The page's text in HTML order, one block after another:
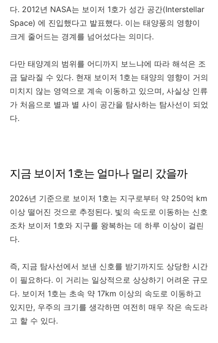
다. 2012년 NASA는 보이저 1호가 성간 공간(Interstellar
Space) 에 진입했다고 발표했다. 이는 태양풍의 영향이
크게 줄어드는 경계를 넘어섰다는 의미다.
다만 태양계의 범위를 어디까지 보느냐에 따라 해석은 조
금 달라질 수 있다. 현재 보이저 1호는 태양의 영향이 거의
미치지 않는 영역으로 계속 이동하고 있으며, 사실상 인류
가 처음으로 별과 별 사이 공간을 탐사하는 탐사선이 되었
다.
지금 보이저 1호는 얼마나 멀리 갔을까
2026년 기준으로 보이저 1호는 지구로부터 약 250억 km
이상 떨어진 것으로 추정된다. 빛의 속도로 이동하는 신호
조차 보이저 1호와 지구를 왕복하는 데 하루 이상이 걸린
다.
즉, 지금 탐사선에서 보낸 신호를 받기까지도 상당한 시간
이 필요하다. 이 거리는 일상적으로 상상하기 어려운 규모
다. 보이저 1호는 초속 약 17km 이상의 속도로 이동하고
있지만, 우주의 크기를 생각하면 여전히 매우 작은 속도라
고 할 수 있다.